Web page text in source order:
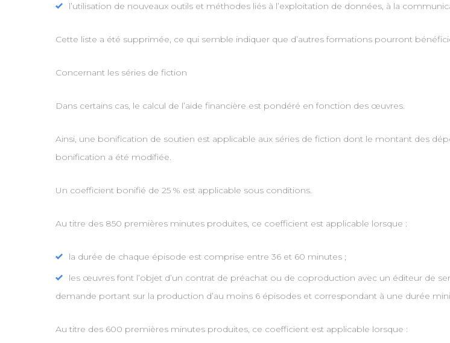
l’utilisation de nouveaux outils et méthodes liés à l’exploitation de données, à la
Cette liste a été supprimée, ce qui semble indiquer que d’autres formations pourront
Concernant les séries de fiction
Dans certains cas, le calcul de l’aide financière est pondéré en fonction des œuvres.
Ainsi, une bonification de soutien est applicable aux séries de fiction dont le montant des
bonification a été modifiée.
Un coefficient bonifié de 25 % est applicable sous conditions.
Au titre des 850 premières minutes produites, ce coefficient est applicable lorsque :
la durée de chaque épisode est comprise entre 36 et 60 minutes ;
les œuvres font l’objet d’un contrat de préachat ou de coproduction avec un éditeur de
demande portant sur la production d’au moins 6 épisodes et correspondant à une durée
Au titre des 600 premières minutes produites, ce coefficient est applicable lorsque :